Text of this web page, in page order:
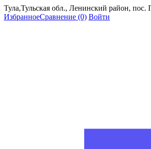
Тула,Тульская обл., Ленинский район, пос.
ИзбранноеСравнение (0) Войти